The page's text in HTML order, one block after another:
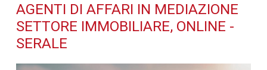
mediazione settore
immobiliare, online - serale
- Dettaglio corso di
AGENTI DI AFFARI IN MEDIAZIONE
SETTORE IMMOBILIARE, ONLINE -
SERALE